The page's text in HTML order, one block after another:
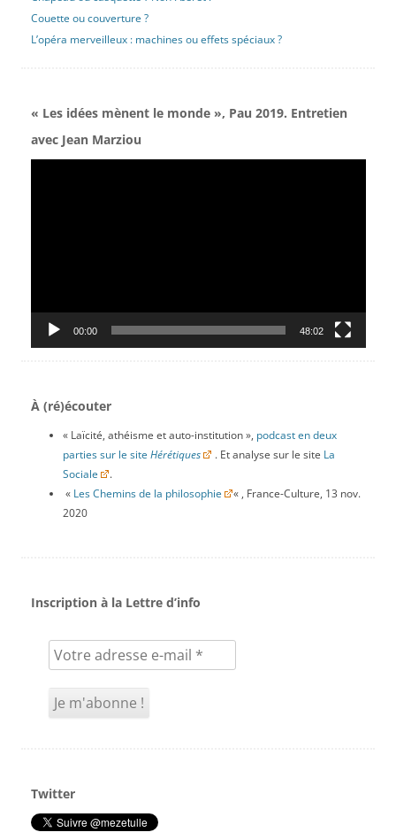
Couette ou couverture ?
L’opéra merveilleux : machines ou effets spéciaux ?
« Les idées mènent le monde », Pau 2019. Entretien
avec Jean Marziou
Lecteur
00:00 48:02
À (ré)écouter
« Laïcité, athéisme et auto-institution », podcast en deux
parties sur le site Hérétiques . Et analyse sur le site La
Sociale
.
« Les Chemins de la philosophie
« , France-Culture, 13 nov.
2020
Inscription à la Lettre d’info
Twitter